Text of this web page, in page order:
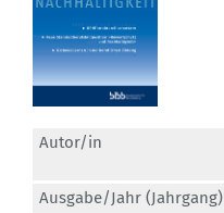
Autor/in
Ausgabe/Jahr (Jahrgang)